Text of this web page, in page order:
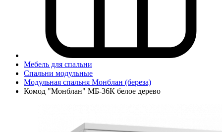
Мебель для спальни
Спальни модульные
Модульная спальня Монблан (береза)
Комод "Монблан" МБ-36К белое дерево